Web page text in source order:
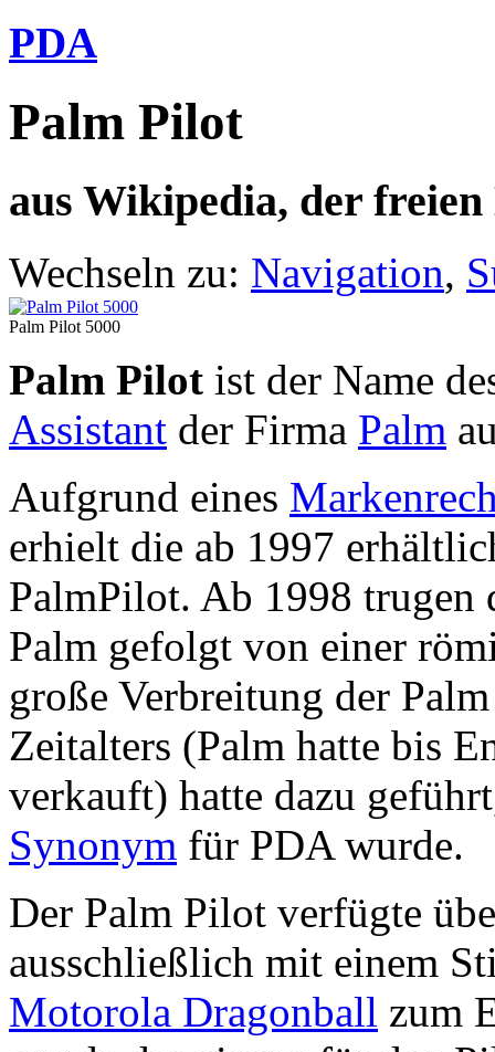
PDA
Palm Pilot
aus Wikipedia, der
Wechseln zu: Navigation,
Palm Pilot 5000
Palm Pilot ist der Name
Assistant der Firma Palm
Aufgrund eines
erhielt die ab 1997
PalmPilot. Ab 1998 trugen
Palm gefolgt von einer
große Verbreitung der
Zeitalters (Palm hatte bis
verkauft) hatte dazu
Synonym für PDA wurde.
Der Palm Pilot verfügte
ausschließlich mit einem
Motorola Dragonball zum